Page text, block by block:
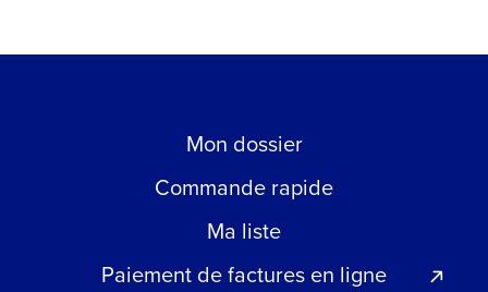
(5ct)
Mon dossier
Commande rapide
Ma liste
Paiement de factures en ligne